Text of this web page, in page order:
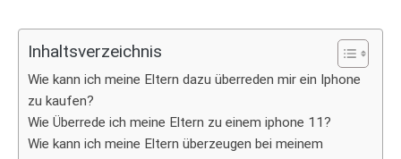
Inhaltsverzeichnis
Wie kann ich meine Eltern dazu überreden mir ein Iphone
zu kaufen?
Wie Überrede ich meine Eltern zu einem iphone 11?
Wie kann ich meine Eltern überzeugen bei meinem